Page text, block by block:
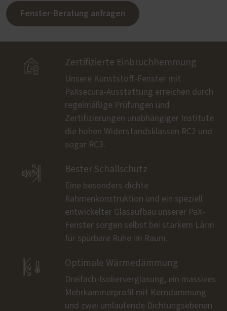
Fenster-Beratung anfragen
 Zertifizierte Einbruchhemmung
Unsere Kunststoff-Fenster mit
PaXsecura-Ausstattung erreichen durch
regelmäßige Prüfungen und
Zertifizierungen unabhängiger Institute
die hohen Widerstandsklassen RC2 und
sogar RC3.
 Bester Schallschutz
Eine besonders dichte
Rahmenkonstruktion und ein speziell
entwickelter Glasaufbau unserer PaX-
Fenster sorgen selbst bei starkem Lärm
für spürbare Ruhe im Raum.
 Optimale Wärmedämmung
Dreifach-Isolierverglasung, ein massives
Mehrkammerprofil mit Kerndämmung
und zwei umlaufende Dichtungsebenen